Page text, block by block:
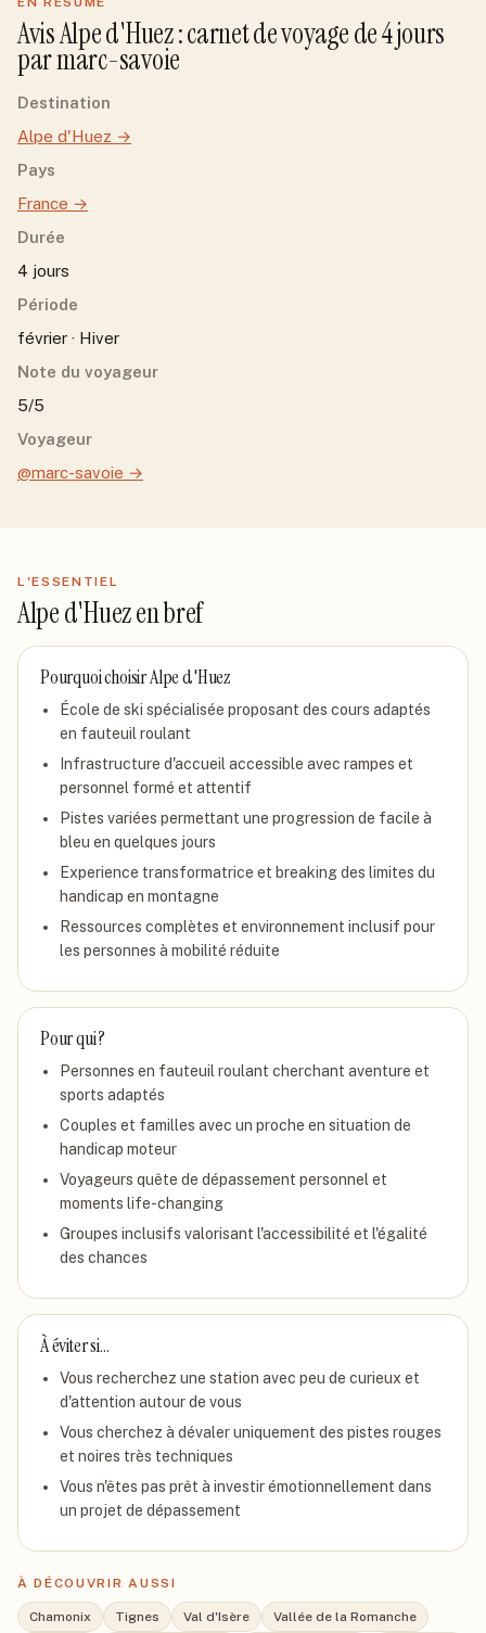
AvisAlpe d'Huez: carnet de voyage de4jours
parmarc-savoie
Destination
Alpe d'Huez →
Pays
France →
Durée
4 jours
Période
février · Hiver
Note du voyageur
5/5
Voyageur
@marc-savoie →
L'ESSENTIEL
Alpe d'Huezen bref
Pourquoi choisirAlpe d'Huez
École de ski spécialisée proposant des cours adaptés
en fauteuil roulant
Infrastructure d'accueil accessible avec rampes et
personnel formé et attentif
Pistes variées permettant une progression de facile à
bleu en quelques jours
Experience transformatrice et breaking des limites du
handicap en montagne
Ressources complètes et environnement inclusif pour
les personnes à mobilité réduite
Pour qui ?
Personnes en fauteuil roulant cherchant aventure et
sports adaptés
Couples et familles avec un proche en situation de
handicap moteur
Voyageurs quête de dépassement personnel et
moments life-changing
Groupes inclusifs valorisant l'accessibilité et l'égalité
des chances
À éviter si…
Vous recherchez une station avec peu de curieux et
d'attention autour de vous
Vous cherchez à dévaler uniquement des pistes rouges
et noires très techniques
Vous n'êtes pas prêt à investir émotionnellement dans
un projet de dépassement
À DÉCOUVRIR AUSSI
Chamonix Tignes Val d'Isère
Vallée de la Romanche